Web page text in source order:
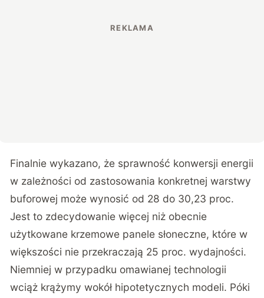
Finalnie wykazano, że sprawność konwersji energii
w zależności od zastosowania konkretnej warstwy
buforowej może wynosić od 28 do 30,23 proc.
Jest to zdecydowanie więcej niż obecnie
użytkowane krzemowe panele słoneczne, które w
większości nie przekraczają 25 proc. wydajności.
Niemniej w przypadku omawianej technologii
wciąż krążymy wokół hipotetycznych modeli. Póki